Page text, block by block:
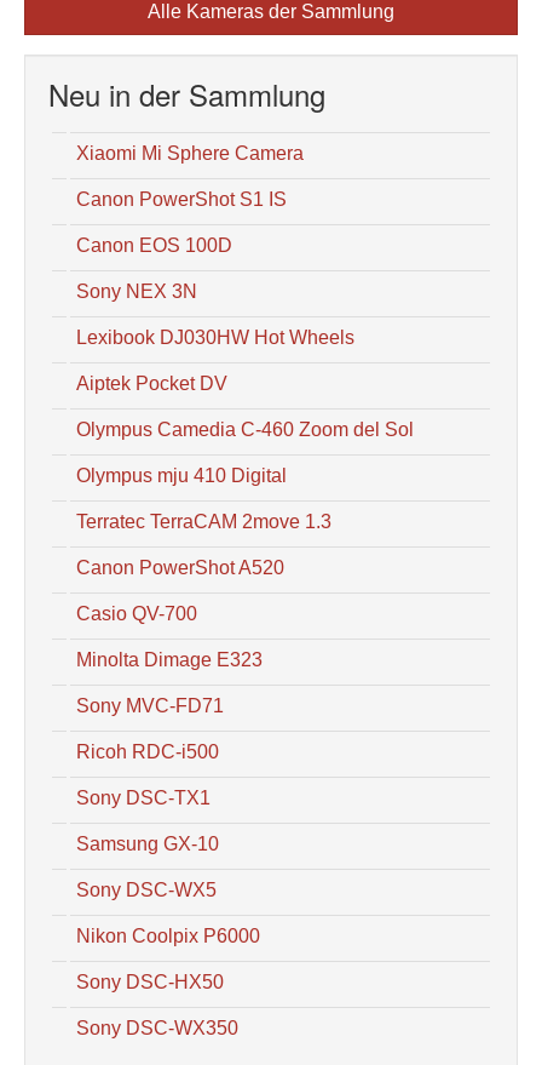
Alle Kameras der Sammlung
Neu in der Sammlung
Xiaomi Mi Sphere Camera
Canon PowerShot S1 IS
Canon EOS 100D
Sony NEX 3N
Lexibook DJ030HW Hot Wheels
Aiptek Pocket DV
Olympus Camedia C-460 Zoom del Sol
Olympus mju 410 Digital
Terratec TerraCAM 2move 1.3
Canon PowerShot A520
Casio QV-700
Minolta Dimage E323
Sony MVC-FD71
Ricoh RDC-i500
Sony DSC-TX1
Samsung GX-10
Sony DSC-WX5
Nikon Coolpix P6000
Sony DSC-HX50
Sony DSC-WX350